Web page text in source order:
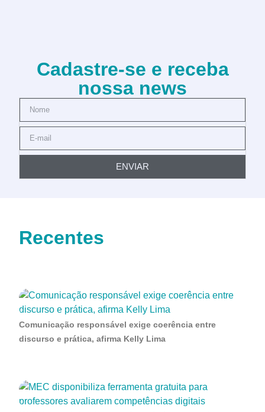
Cadastre-se e receba
nossa news
ENVIAR
Recentes
Comunicação responsável exige coerência entre
discurso e prática, afirma Kelly Lima